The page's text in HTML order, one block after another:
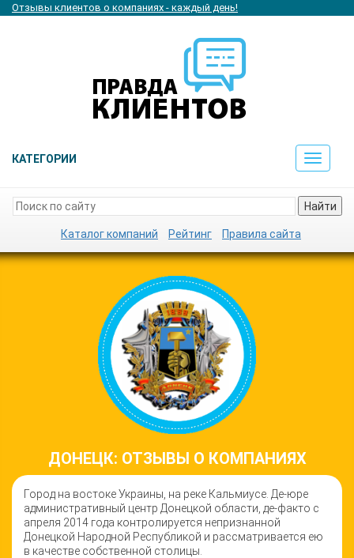
Отзывы клиентов о компаниях - каждый день!
КАТЕГОРИИ
Toggle
Найти
Каталог компаний Рейтинг Правила сайта
ДОНЕЦК: ОТЗЫВЫ О КОМПАНИЯХ
Город на востоке Украины, на реке Кальмиусе. Де-юре
административный центр Донецкой области, де-факто с
апреля 2014 года контролируется непризнанной
Донецкой Народной Республикой и рассматривается ею
в качестве собственной столицы.